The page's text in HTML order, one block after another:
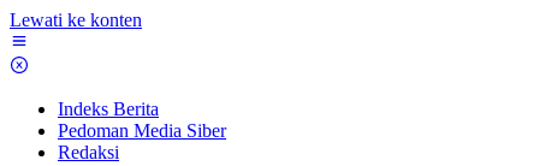
Lewati ke konten
Indeks Berita
Pedoman Media Siber
Redaksi